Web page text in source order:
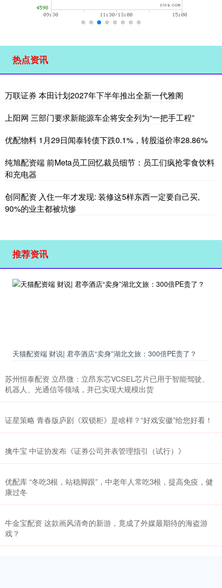
热点资讯
万联证券 本田计划2027年下半年推出全新一代雅阁
上阳网 三部门要求新能源车企将安全列为“一把手工程”
优配物料 1月29日闻泰转债下跌0.1%，转股溢价率28.86%
纯旭配资端 前Meta员工回忆裁员细节：员工们疯抢零食饮料
和充电器
创同配资 入住一年才发现: 装修这5样东西一定要自己买,
90%的业主都被坑惨
推荐资讯
天猫配资端 财说| 君亭酒店“卖身”湖北文旅：300倍PE贵了？
苏州恒泰配资 立昂微：立昂东芯VCSEL芯片已用于智能驾驶、
机器人、光通信等领域，并已实现大规模出货
证星策略 青春版庐剧《双锁柜》是啥样？“好戏安徽”给您好看！
擒牛宝 中证协发布《证券公司并表管理指引（试行）》
优配库 “冬吃3根，站稳脚跟”，中老年人常吃3根，提高免疫，健
康过冬
牛金宝配资 这款画风清奇的新游，竟成了外媒最期待的海盗游
戏？